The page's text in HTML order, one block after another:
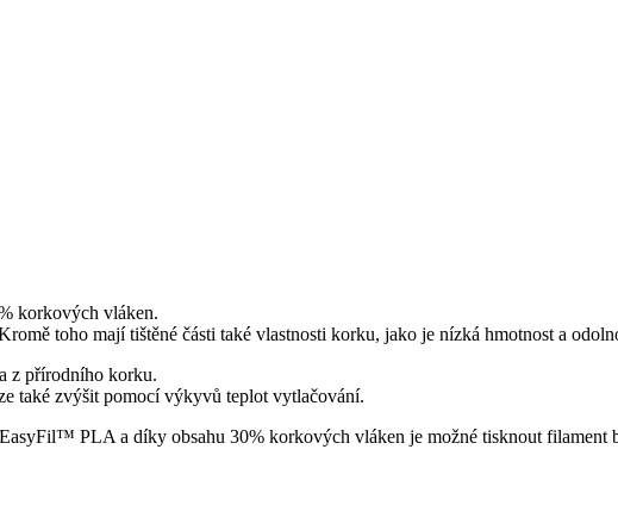
korkových vláken.
toho mají tištěné části také vlastnosti korku, jako je nízká hmotnost a
z přírodního korku.
také zvýšit pomocí výkyvů teplot vytlačování.
PLA a díky obsahu 30% korkových vláken je možné tisknout filament